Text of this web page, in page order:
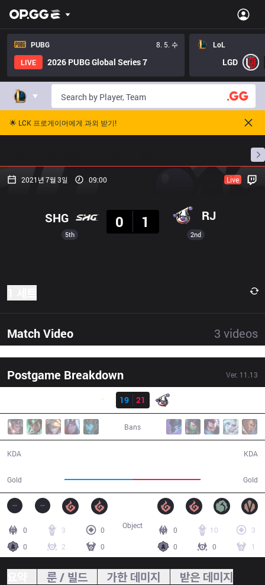
PUBG
8. 5. 수
LIVE
2026 PUBG Global Series 7
LoL
LGD
🌟 LCK 프로게이머에게 과외 받기!
프로빌
2021년 7월 3일 09:00 Live
5th
SHG
0
1 RJ
2nd
Match Video 3 videos
Postgame Breakdown Ver. 11.13
19
21
Bans
KDA
Gold Gold
KDA
0 3
0
0
2 0
0 10
3
0
0 1
Object
룬 / 빌드 가한 데미지 받은 데미지